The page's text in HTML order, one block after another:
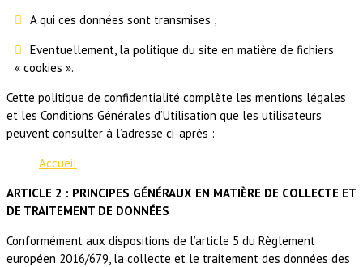
A qui ces données sont transmises ;
Eventuellement, la politique du site en matière de fichiers
« cookies ».
Cette politique de confidentialité complète les mentions légales
et les Conditions Générales d’Utilisation que les utilisateurs
peuvent consulter à l’adresse ci-après :
Accueil
ARTICLE 2 : PRINCIPES GÉNÉRAUX EN MATIÈRE DE COLLECTE ET
DE TRAITEMENT DE DONNÉES
Conformément aux dispositions de l’article 5 du Règlement
européen 2016/679, la collecte et le traitement des données des